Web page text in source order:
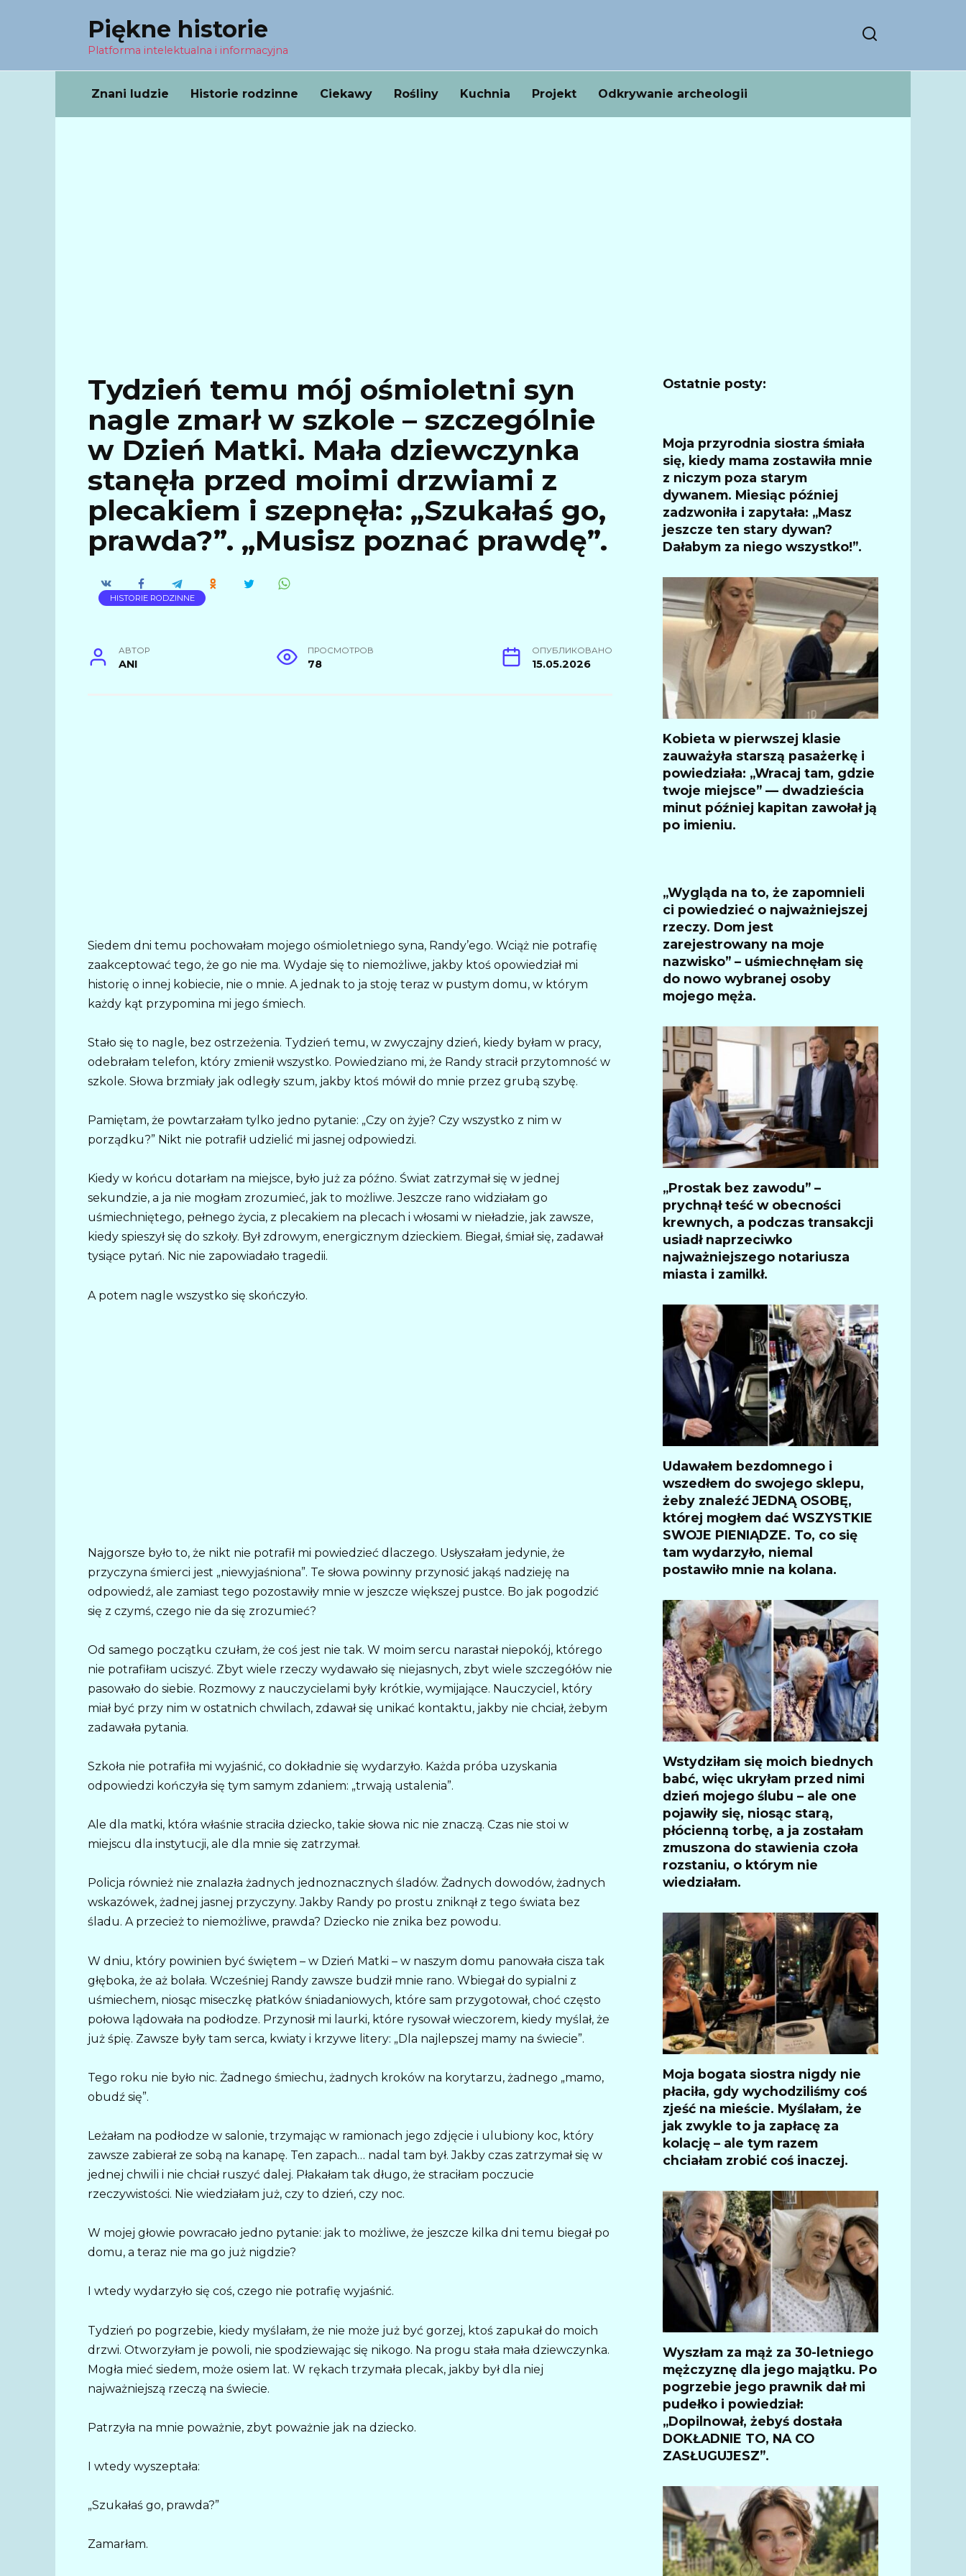
Piękne historie
Platforma intelektualna i informacyjna
Znani ludzie Historie rodzinne Ciekawy Rośliny Kuchnia Projekt Odkrywanie archeologii
Tydzień temu mój ośmioletni syn
nagle zmarł w szkole – szczególnie
w Dzień Matki. Mała dziewczynka
stanęła przed moimi drzwiami z
plecakiem i szepnęła: „Szukałaś go,
prawda?”. „Musisz poznać prawdę”.
HISTORIE RODZINNE
АВТОР
ANI
ПРОСМОТРОВ
78
ОПУБЛИКОВАНО
15.05.2026
Siedem dni temu pochowałam mojego ośmioletniego syna, Randy’ego. Wciąż nie potrafię
zaakceptować tego, że go nie ma. Wydaje się to niemożliwe, jakby ktoś opowiedział mi
historię o innej kobiecie, nie o mnie. A jednak to ja stoję teraz w pustym domu, w którym
każdy kąt przypomina mi jego śmiech.
Stało się to nagle, bez ostrzeżenia. Tydzień temu, w zwyczajny dzień, kiedy byłam w pracy,
odebrałam telefon, który zmienił wszystko. Powiedziano mi, że Randy stracił przytomność w
szkole. Słowa brzmiały jak odległy szum, jakby ktoś mówił do mnie przez grubą szybę.
Pamiętam, że powtarzałam tylko jedno pytanie: „Czy on żyje? Czy wszystko z nim w
porządku?” Nikt nie potrafił udzielić mi jasnej odpowiedzi.
Kiedy w końcu dotarłam na miejsce, było już za późno. Świat zatrzymał się w jednej
sekundzie, a ja nie mogłam zrozumieć, jak to możliwe. Jeszcze rano widziałam go
uśmiechniętego, pełnego życia, z plecakiem na plecach i włosami w nieładzie, jak zawsze,
kiedy spieszył się do szkoły. Był zdrowym, energicznym dzieckiem. Biegał, śmiał się, zadawał
tysiące pytań. Nic nie zapowiadało tragedii.
A potem nagle wszystko się skończyło.
Najgorsze było to, że nikt nie potrafił mi powiedzieć dlaczego. Usłyszałam jedynie, że
przyczyna śmierci jest „niewyjaśniona”. Te słowa powinny przynosić jakąś nadzieję na
odpowiedź, ale zamiast tego pozostawiły mnie w jeszcze większej pustce. Bo jak pogodzić
się z czymś, czego nie da się zrozumieć?
Od samego początku czułam, że coś jest nie tak. W moim sercu narastał niepokój, którego
nie potrafiłam uciszyć. Zbyt wiele rzeczy wydawało się niejasnych, zbyt wiele szczegółów nie
pasowało do siebie. Rozmowy z nauczycielami były krótkie, wymijające. Nauczyciel, który
miał być przy nim w ostatnich chwilach, zdawał się unikać kontaktu, jakby nie chciał, żebym
zadawała pytania.
Szkoła nie potrafiła mi wyjaśnić, co dokładnie się wydarzyło. Każda próba uzyskania
odpowiedzi kończyła się tym samym zdaniem: „trwają ustalenia”.
Ale dla matki, która właśnie straciła dziecko, takie słowa nic nie znaczą. Czas nie stoi w
miejscu dla instytucji, ale dla mnie się zatrzymał.
Policja również nie znalazła żadnych jednoznacznych śladów. Żadnych dowodów, żadnych
wskazówek, żadnej jasnej przyczyny. Jakby Randy po prostu zniknął z tego świata bez
śladu. A przecież to niemożliwe, prawda? Dziecko nie znika bez powodu.
W dniu, który powinien być świętem – w Dzień Matki – w naszym domu panowała cisza tak
głęboka, że aż bolała. Wcześniej Randy zawsze budził mnie rano. Wbiegał do sypialni z
uśmiechem, niosąc miseczkę płatków śniadaniowych, które sam przygotował, choć często
połowa lądowała na podłodze. Przynosił mi laurki, które rysował wieczorem, kiedy myślał, że
już śpię. Zawsze były tam serca, kwiaty i krzywe litery: „Dla najlepszej mamy na świecie”.
Tego roku nie było nic. Żadnego śmiechu, żadnych kroków na korytarzu, żadnego „mamo,
obudź się”.
Leżałam na podłodze w salonie, trzymając w ramionach jego zdjęcie i ulubiony koc, który
zawsze zabierał ze sobą na kanapę. Ten zapach… nadal tam był. Jakby czas zatrzymał się w
jednej chwili i nie chciał ruszyć dalej. Płakałam tak długo, że straciłam poczucie
rzeczywistości. Nie wiedziałam już, czy to dzień, czy noc.
W mojej głowie powracało jedno pytanie: jak to możliwe, że jeszcze kilka dni temu biegał po
domu, a teraz nie ma go już nigdzie?
I wtedy wydarzyło się coś, czego nie potrafię wyjaśnić.
Tydzień po pogrzebie, kiedy myślałam, że nie może już być gorzej, ktoś zapukał do moich
drzwi. Otworzyłam je powoli, nie spodziewając się nikogo. Na progu stała mała dziewczynka.
Mogła mieć siedem, może osiem lat. W rękach trzymała plecak, jakby był dla niej
najważniejszą rzeczą na świecie.
Patrzyła na mnie poważnie, zbyt poważnie jak na dziecko.
I wtedy wyszeptała:
„Szukałaś go, prawda?”
Zamarłam.
Ostatnie posty:
Moja przyrodnia siostra śmiała
się, kiedy mama zostawiła mnie
z niczym poza starym
dywanem. Miesiąc później
zadzwoniła i zapytała: „Masz
jeszcze ten stary dywan?
Dałabym za niego wszystko!”.
Kobieta w pierwszej klasie
zauważyła starszą pasażerkę i
powiedziała: „Wracaj tam, gdzie
twoje miejsce” — dwadzieścia
minut później kapitan zawołał ją
po imieniu.
„Wygląda na to, że zapomnieli
ci powiedzieć o najważniejszej
rzeczy. Dom jest
zarejestrowany na moje
nazwisko” – uśmiechnęłam się
do nowo wybranej osoby
mojego męża.
„Prostak bez zawodu” –
prychnął teść w obecności
krewnych, a podczas transakcji
usiadł naprzeciwko
najważniejszego notariusza
miasta i zamilkł.
Udawałem bezdomnego i
wszedłem do swojego sklepu,
żeby znaleźć JEDNĄ OSOBĘ,
której mogłem dać WSZYSTKIE
SWOJE PIENIĄDZE. To, co się
tam wydarzyło, niemal
postawiło mnie na kolana.
Wstydziłam się moich biednych
babć, więc ukryłam przed nimi
dzień mojego ślubu – ale one
pojawiły się, niosąc starą,
płócienną torbę, a ja zostałam
zmuszona do stawienia czoła
rozstaniu, o którym nie
wiedziałam.
Moja bogata siostra nigdy nie
płaciła, gdy wychodziliśmy coś
zjeść na mieście. Myślałam, że
jak zwykle to ja zapłacę za
kolację – ale tym razem
chciałam zrobić coś inaczej.
Wyszłam za mąż za 30-letniego
mężczyznę dla jego majątku. Po
pogrzebie jego prawnik dał mi
pudełko i powiedział:
„Dopilnował, żebyś dostała
DOKŁADNIE TO, NA CO
ZASŁUGUJESZ”.